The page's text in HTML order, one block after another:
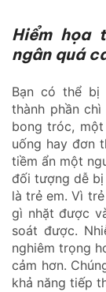
Hiểm họa
ngân quá
Bạn có thể bị
thành phần
bong tróc,
uống hay đơn
tiềm ẩn một
đối tượng dễ
là trẻ em. Vì
gì nhặt được
soát được.
nghiêm trọng
cảm hơn.
khả năng tiếp